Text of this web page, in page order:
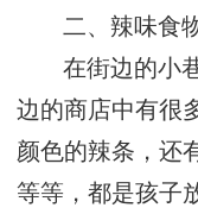
二、辣味食
在街边的小
边的商店中有很
颜色的辣条，还
等等，都是孩子